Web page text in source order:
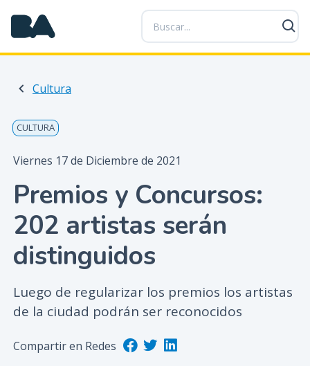
P
a
s
a
n
e
n
r
i
c
Cultura
CULTURA
Viernes 17 de Diciembre de 2021
Premios y Concursos:
202 artistas serán
distinguidos
Luego de regularizar los premios los artistas
de la ciudad podrán ser reconocidos
Compartir en Redes